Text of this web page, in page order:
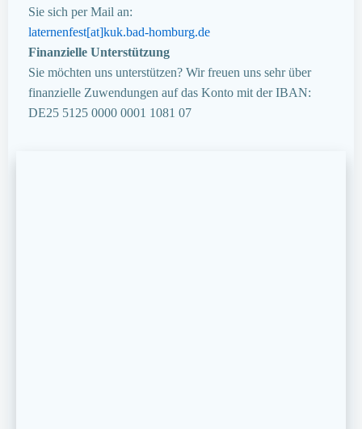
Sie sich per Mail an:
laternenfest[at]kuk.bad-homburg.de
Finanzielle Unterstützung
Sie möchten uns unterstützen? Wir freuen uns sehr über
finanzielle Zuwendungen auf das Konto mit der IBAN:
DE25 5125 0000 0001 1081 07